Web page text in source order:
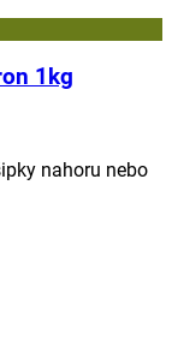
1kg
nahoru nebo